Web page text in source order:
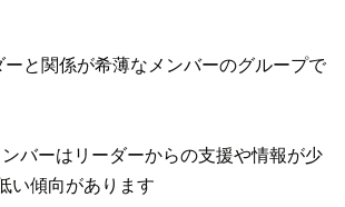
と関係が希薄なメンバーのグループで
バーはリーダーからの支援や情報が少
い傾向があります